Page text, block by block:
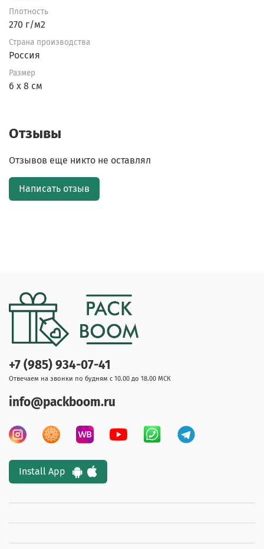
Плотность
270 г/м2
Страна производства
Россия
Размер
6 х 8 см
Отзывы
Отзывов еще никто не оставлял
Написать отзыв
Install App
+7 (985) 934-07-41
Отвечаем на звонки по будням с 10.00 до 18.00 МСК
info@packboom.ru